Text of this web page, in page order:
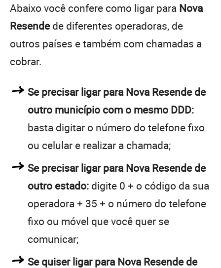
Abaixo você confere como ligar para Nova
Resendede diferentes operadoras, de
outros países e também com chamadas a
cobrar.
Se precisar ligar para Nova Resende de
outro município com o mesmo DDD:
basta digitar o número do telefone fixo
ou celular e realizar a chamada;
Se precisar ligar para Nova Resende de
outro estado: digite 0 + o código da sua
operadora + 35 + o número do telefone
fixo ou móvel que você quer se
comunicar;
Se quiser ligar para Nova Resende de